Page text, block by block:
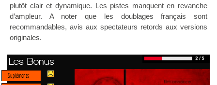
plutôt clair et dynamique. Les pistes manquent en revanche
d’ampleur. A noter que les doublages français sont
recommandables, avis aux spectateurs retords aux versions
originales.
Les Bonus
Supléments